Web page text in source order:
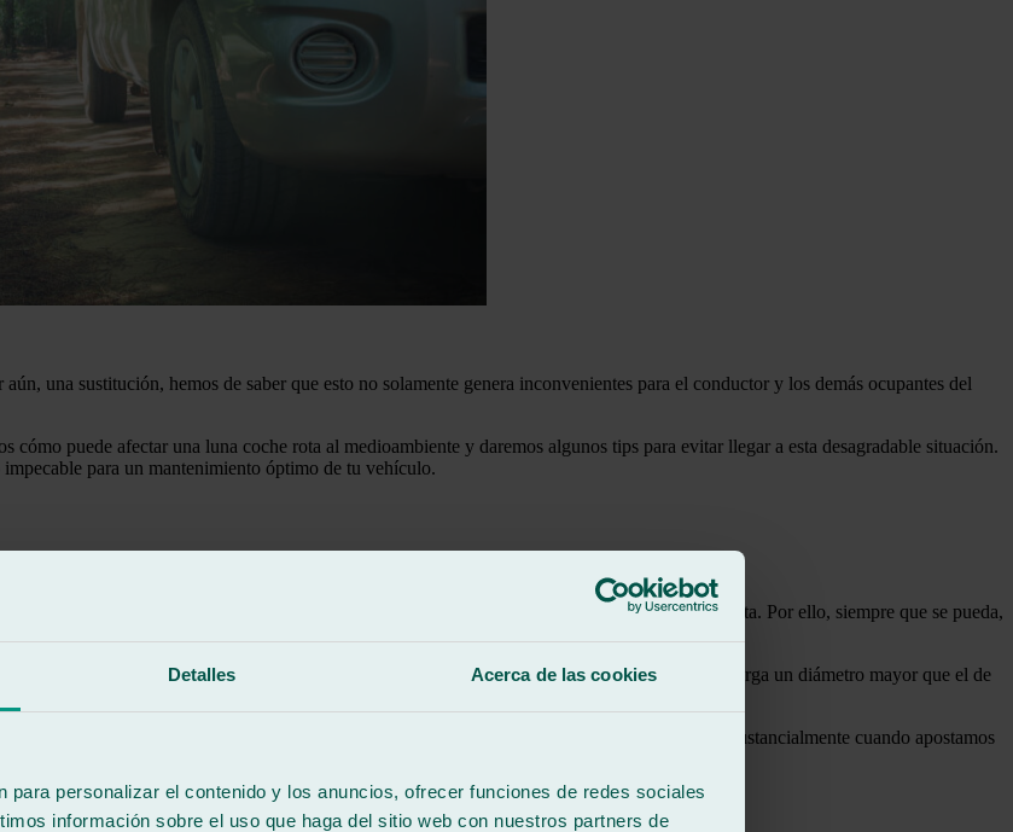
Detalles Acerca de las cookies
para personalizar el contenido y los anuncios, ofrecer funciones de redes sociales
información sobre el uso que haga del sitio web con nuestros partners de
una sustitución, hemos de saber que esto no solamente genera inconvenientes para el conductor y los demás ocupantes del
puede afectar una luna coche rota al medioambiente y daremos algunos tips para evitar llegar a esta desagradable situación.
para un mantenimiento óptimo de tu vehículo.
esto posible, así lo haremos.
, quedan residuos en el medioambiente y dicho impacto es realmente perjudicial para el planeta. Por ello, siempre que se pueda,
será quienes determinen el veredicto ante las dos alternativas. Por regla general, si un golpe alberga un diámetro mayor que el de
y siempre que las condiciones lo permitan, realizaremos una reparación de lunas.
un aproximado de 40 kg de CO2 y, traducidos, unos 14 kg de residuos. La historia cambia sustancialmente cuando apostamos